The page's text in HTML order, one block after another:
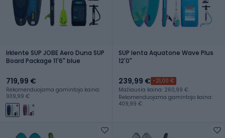
Irklentė SUP JOBE Aero Duna SUP
Board Package 11'6" blue
719,99 €
Rekomenduojama gamintojo kaina:
939,99 €
SUP lenta Aquatone Wave Plus
12'0"
239,99 € -21,00 €
Mažiausia kaina: 260,99 €
Rekomenduojama gamintojo kaina:
409,99 €